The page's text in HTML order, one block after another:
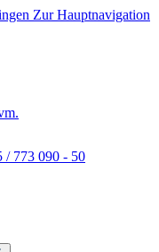
Zur Hauptnavigation
/ 773 090 - 50